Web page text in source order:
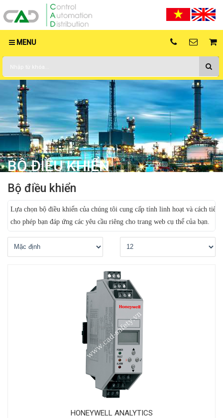
MENU
BỘ ĐIỀU KHIỂN
Bộ điều khiển
Lựa chọn bộ điều khiển của chúng tôi cung cấp tính linh hoạt và cách tiếp
cho phép bạn đáp ứng các yêu cầu riêng cho trang web cụ thể của bạn.
HONEYWELL ANALYTICS